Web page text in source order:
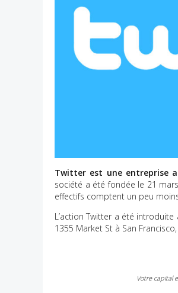
Twitter est une entreprise
société a été fondée le 21
effectifs comptent un peu
L’action Twitter a été
1355 Market St à San
Votre capital